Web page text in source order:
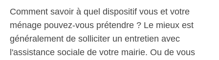
Comment savoir à quel dispositif vous et votre
ménage pouvez-vous prétendre ? Le mieux est
généralement de solliciter un entretien avec
l'assistance sociale de votre mairie. Ou de vous